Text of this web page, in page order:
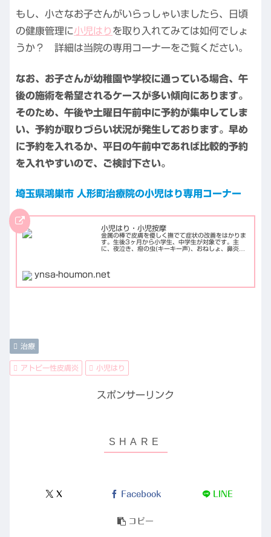
もし、小さなお子さんがいらっしゃいましたら、日頃
の健康管理に小児はり を取り入れてみては如何でしょ
うか？ 詳細は当院の専用コーナーをご覧ください。
なお、お子さんが幼稚園や学校に通っている場合、午
後の施術を希望されるケースが多い傾向にあります。
そのため、午後や土曜日午前中に予約が集中してしま
い、予約が取りづらい状況が発生しております。早め
に予約を入れるか、平日の午前中であれば比較的予約
を入れやすいので、ご検討下さい。
埼玉県鴻巣市 人形町治療院の小児はり専用コーナー
小児はり・小児按摩
金属の棒で皮膚を優しく撫でて症状の改善をはかりま
す。生後3ヶ月から小学生、中学生が対象です。主
に、夜泣き、疳の虫(キーキー声)、おねしょ、鼻炎、
ynsa-houmon.net
治療
アトピー性皮膚炎 小児はり
スポンサーリンク
X Facebook LINE
コピー